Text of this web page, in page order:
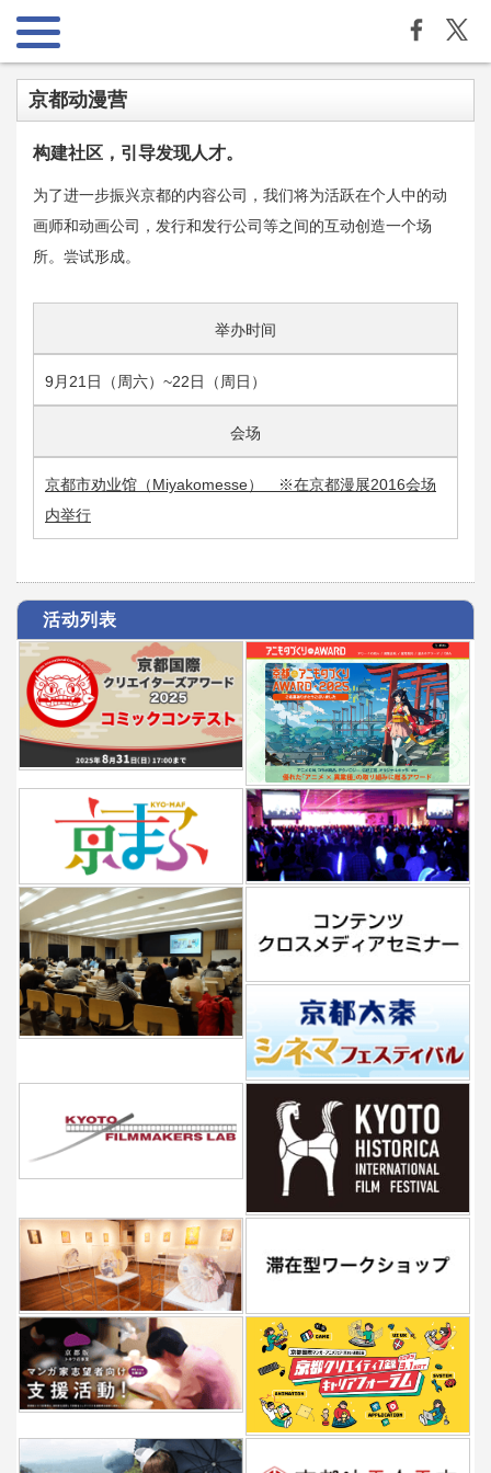
京都动漫营
构建社区，引导发现人才。
为了进一步振兴京都的内容公司，我们将为活跃在个人中的动
画师和动画公司，发行和发行公司等之间的互动创造一个场
所。尝试形成。
举办时间
9月21日（周六）~22日（周日）
会场
京都市劝业馆（Miyakomesse） ※在京都漫展2016会场
内举行
活动列表